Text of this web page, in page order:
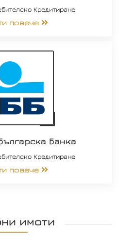
Кредитиране
повече
Банка
Кредитиране
повече
имоти